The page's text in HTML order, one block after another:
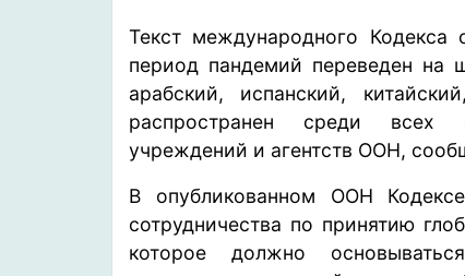
Текст международного Кодекса
период пандемий переведен на
арабский, испанский,
распространен среди всех
учреждений и агентств ООН,
В опубликованном ООН
сотрудничества по принятию
которое должно